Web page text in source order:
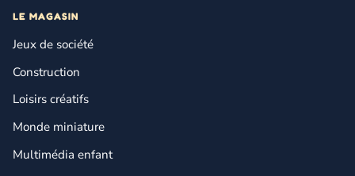
LE MAGASIN
Jeux de société
Construction
Loisirs créatifs
Monde miniature
Multimédia enfant